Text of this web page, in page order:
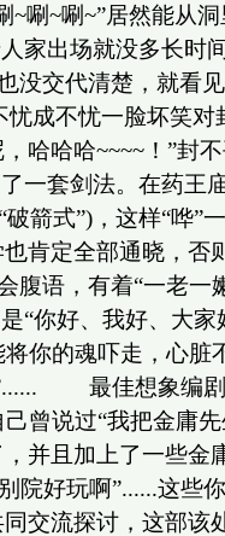
唰~唰~”居然能从
出场就没多长时间
交代清楚，就看
不忧一脸坏笑对
哈哈哈~~~~！”
一套剑法。在药王
“破箭式”)，这样“
也肯定全部通晓
语，有着“一老一
“你好、我好、大
将你的魂吓走，心
最佳想象编剧
曾说过“我把金庸
并且加上了一些金
别院好玩啊”......
交流探讨，这部